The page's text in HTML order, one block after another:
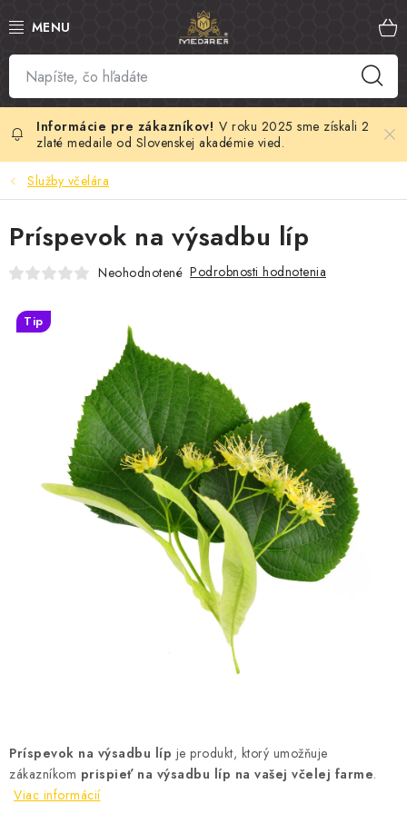
na
SLOVENSKÝ MED
MANUKA MED
VČELÍ PEĽ
MATERSKÁ KAŠIČKA
VČELÍ JED
MEDOVÁ KOZMETIKA
MEDOVINA
MEDOVÉ DARČEKOVÉ SETY
VÝROBKY Z VOSKU
DOPLNKY KU VČELÍM PRODUKTOM
LITERATÚRA - KNIHY
V roku 2025 sme získali 2
zlaté medaile od Slovenskej akadémie vied.
Služby včelára
Príspevok na výsadbu líp je produkt, ktorý umožňuje
zákazníkom prispieť na výsadbu líp na vašej včelej farme.
Viac informácií
Príspevok na výsadbu líp
Neohodnotené Podrobnosti hodnotenia
Tip